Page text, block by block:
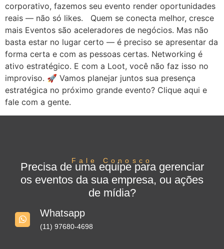
corporativo, fazemos seu evento render oportunidades
reais — não só likes. Quem se conecta melhor, cresce
mais Eventos são aceleradores de negócios. Mas não
basta estar no lugar certo — é preciso se apresentar da
forma certa e com as pessoas certas. Networking é
ativo estratégico. E com a Loot, você não faz isso no
improviso. 🚀 Vamos planejar juntos sua presença
estratégica no próximo grande evento? Clique aqui e
fale com a gente.
Fale Conosco
Precisa de uma equipe para gerenciar
os eventos da sua empresa, ou ações
de mídia?
Whatsapp
(11) 97680-4698